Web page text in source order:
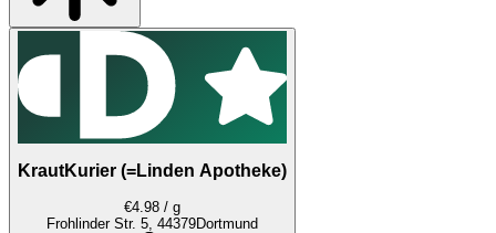
KrautKurier (=Linden Apotheke)
€4.98 / g
Frohlinder Str. 5, 44379Dortmund